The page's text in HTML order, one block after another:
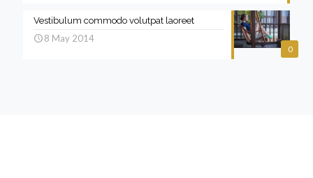
0
Vestibulum commodo volutpat laoreet
8 May 2014